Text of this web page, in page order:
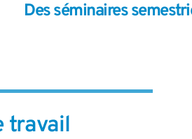
Des séminaires
travail